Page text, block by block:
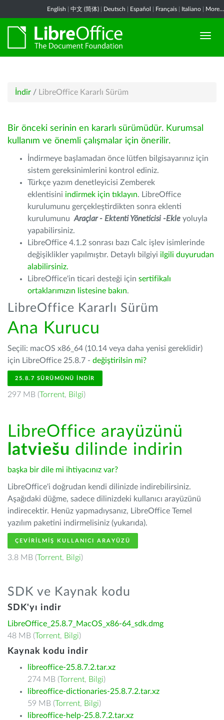
English 中文 (简体) Deutsch Español Français Italiano More...
İndir / LibreOffice Kararlı Sürüm
Bir önceki serinin en kararlı sürümüdür. Kurumsal
kullanım ve önemli çalışmalar için önerilir.
İndirmeye başlamadan önce lütfen bilgisayarınız için
sistem gereksinimlerini kontrol ediniz.
Türkçe yazım denetleyicisi Zemberek
eklentisini indirmek için tıklayın. LibreOffice
kurulumunu gerçekleştirdikten sonra eklenti
kurulumunu Araçlar - Ektenti Yöneticisi -Ekle yoluyla
yapabilirsiniz.
LibreOffice 4.1.2 sonrası bazı Calc işlev isimlerinde
değişiklikler yapılmıştır. Detaylı bilgiyi ilgili duyurudan
alabilirsiniz.
LibreOffice'in ticari desteği için sertifikalı
ortaklarımızın listesine bakın.
LibreOffice Kararlı Sürüm
Ana Kurucu
Seçili: macOS x86_64 (10.14 veya daha yenisi gereklidir)
için LibreOffice 25.8.7 - değiştirilsin mi?
25.8.7 SÜRÜMÜNÜ İNDIR
297 MB (Torrent, Bilgi)
LibreOffice arayüzünü
latviešu dilinde indirin
başka bir dile mi ihtiyacınız var?
LibreOffice'i doğrudan kendi dilinizde indirebilirsiniz.
Aşağıdaki düğme, sadece dilinizdeki kullanıcı arayüzünü
indirecektir. Henüz yapmadıysanız, LibreOffice Temel
yazılım paketini indirmelisiniz (yukarıda).
ÇEVIRILMIŞ KULLANICI ARAYÜZÜ
3.8 MB (Torrent, Bilgi)
SDK ve Kaynak kodu
SDK'yı indir
LibreOffice_25.8.7_MacOS_x86-64_sdk.dmg
48 MB (Torrent, Bilgi)
Kaynak kodu indir
libreoffice-25.8.7.2.tar.xz
274 MB (Torrent, Bilgi)
libreoffice-dictionaries-25.8.7.2.tar.xz
59 MB (Torrent, Bilgi)
libreoffice-help-25.8.7.2.tar.xz